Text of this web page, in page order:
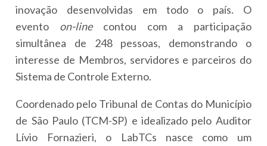
inovação desenvolvidas em todo o país. O
evento on-linecontou com a participação
simultânea de 248 pessoas, demonstrando o
interesse de Membros, servidores e parceiros do
Sistema de Controle Externo.
Coordenado pelo Tribunal de Contas do Município
de São Paulo (TCM-SP) e idealizado pelo Auditor
Lívio Fornazieri, o LabTCs nasce como um